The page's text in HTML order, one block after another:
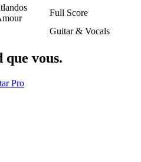
Full Score
Guitar & Vocals
vous.
Pro